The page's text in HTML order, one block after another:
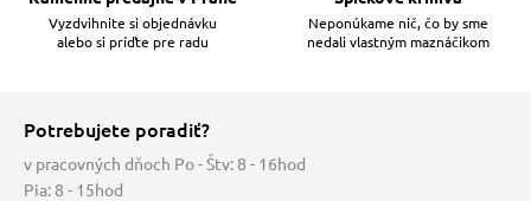
Vyzdvihnite si objednávku
alebo si príďte pre radu
Neponúkame nič, čo by sme
nedali vlastným maznáčikom
Potrebujete poradiť?
v pracovných dňoch Po - Štv: 8 - 16hod
Pia: 8 - 15hod